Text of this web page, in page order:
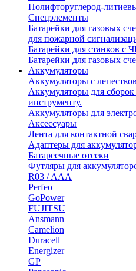
Полифторуглерод-
Спецэлементы
Батарейки для газовых
для пожарной
Батарейки для станков с
Батарейки для газовых
Аккумуляторы
Аккумуляторы с
Аккумуляторы для
инструменту.
Аккумуляторы для
Аксессуары
Лента для контактной
Адаптеры для
Батареечные отсеки
Футляры для
R03 / AAA
Perfeo
GoPower
FUJITSU
Ansmann
Camelion
Duracell
Energizer
GP